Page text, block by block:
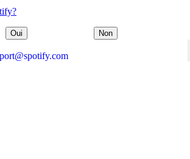
Oui Non